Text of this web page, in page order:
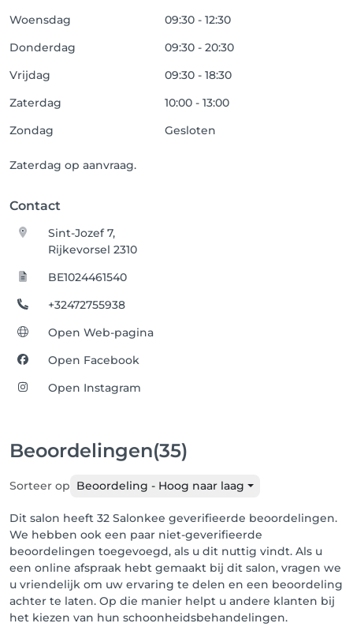
Woensdag
09:30 - 12:30
Donderdag
09:30 - 20:30
Vrijdag
09:30 - 18:30
Zaterdag
10:00 - 13:00
Zondag
Gesloten
Zaterdag op aanvraag.
Contact
Sint-Jozef 7,
Rijkevorsel 2310
BE1024461540
+32472755938
Open Web-pagina
Open Facebook
Open Instagram
Beoordelingen(35)
Sorteer op Beoordeling - Hoog naar laag
Dit salon heeft 32 Salonkee geverifieerde beoordelingen.
We hebben ook een paar niet-geverifieerde
beoordelingen toegevoegd, als u dit nuttig vindt. Als u
een online afspraak hebt gemaakt bij dit salon, vragen we
u vriendelijk om uw ervaring te delen en een beoordeling
achter te laten. Op die manier helpt u andere klanten bij
het kiezen van hun schoonheidsbehandelingen.